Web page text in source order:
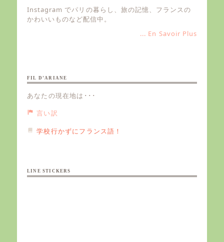
Instagram でパリの暮らし、旅の記憶、フランスの
かわいいものなど配信中。
... En Savoir Plus
FIL D’ARIANE
あなたの現在地は･･･
言い訳
学校行かずにフランス語！
LINE STICKERS